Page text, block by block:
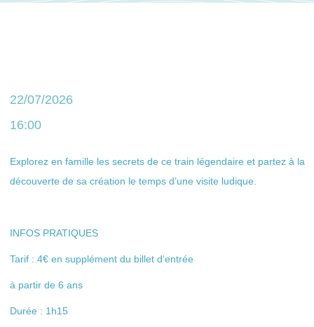
22/07/2026
16:00
Explorez en famille les secrets de ce train légendaire et partez à la
découverte de sa création le temps d’une visite ludique.
INFOS PRATIQUES
Tarif : 4€ en supplément du billet d’entrée
à partir de 6 ans
Durée : 1h15